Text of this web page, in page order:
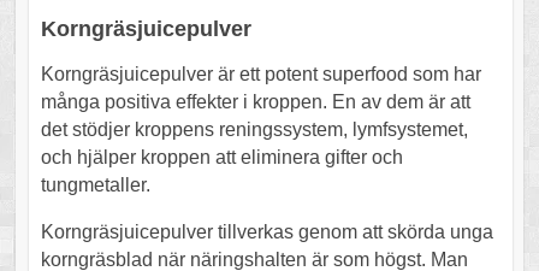
Korngräsjuicepulver
Korngräsjuicepulver är ett potent superfood som har
många positiva effekter i kroppen. En av dem är att
det stödjer kroppens reningssystem, lymfsystemet,
och hjälper kroppen att eliminera gifter och
tungmetaller.
Korngräsjuicepulver tillverkas genom att skörda unga
korngräsblad när näringshalten är som högst. Man